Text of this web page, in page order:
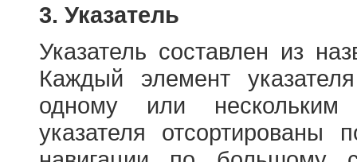
3. Указатель
Указатель составлен из
Каждый элемент
одному или
указателя отсортированы